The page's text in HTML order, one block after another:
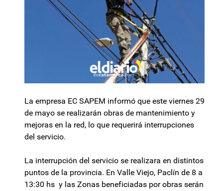
La empresa EC SAPEM informó que este viernes 29
de mayo se realizarán obras de mantenimiento y
mejoras en la red, lo que requerirá interrupciones
del servicio.
La interrupción del servicio se realizara en distintos
puntos de la provincia. En Valle Viejo, Paclín de 8 a
13:30 hs y las Zonas beneficiadas por obras serán